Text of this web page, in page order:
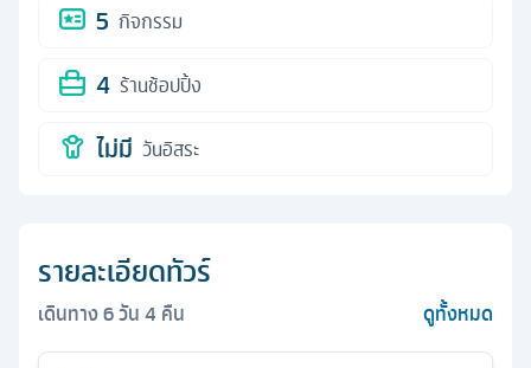
5 กิจกรรม
4 ร้านช้อปปิ้ง
ไม่มี วันอิสระ
รายละเอียดทัวร์
เดินทาง6วัน4 คืน ดูทั้งหมด